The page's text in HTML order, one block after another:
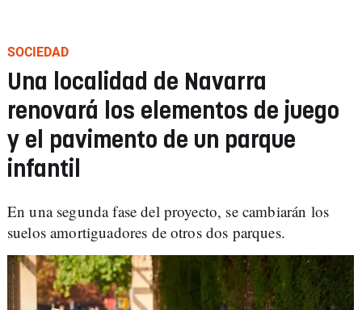
SOCIEDAD
Una localidad de Navarra
renovará los elementos de juego
y el pavimento de un parque
infantil
En una segunda fase del proyecto, se cambiarán los
suelos amortiguadores de otros dos parques.